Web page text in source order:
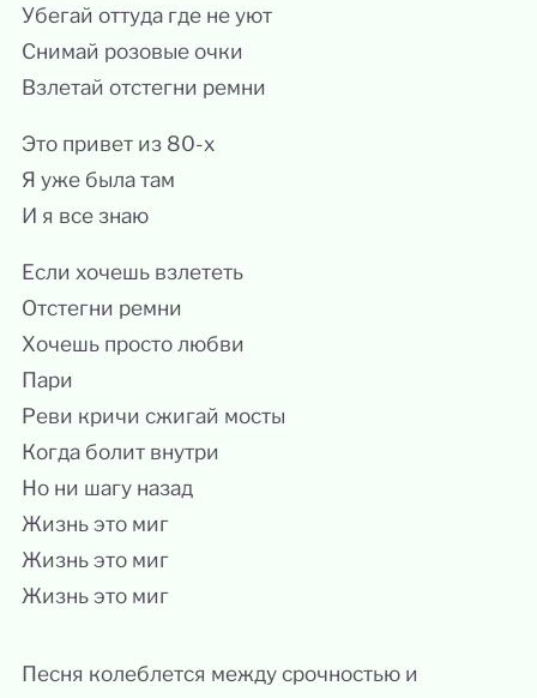
Убегай оттуда где не уют
Снимай розовые очки
Взлетай отстегни ремни
Это привет из 80-х
Я уже была там
И я все знаю
Если хочешь взлететь
Отстегни ремни
Хочешь просто любви
Пари
Реви кричи сжигай мосты
Когда болит внутри
Но ни шагу назад
Жизнь это миг
Жизнь это миг
Жизнь это миг
Песня колеблется между срочностью и